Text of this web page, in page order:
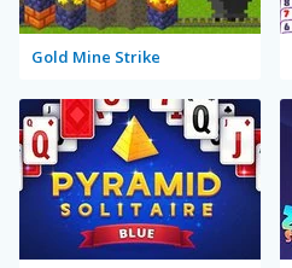
Gold Mine Strike